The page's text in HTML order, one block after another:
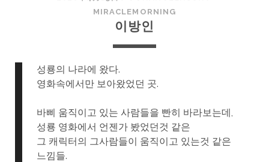
MIRACLEMORNING
이방인
성룡의 나라에 왔다.
영화속에서만 보아왔었던 곳.
바삐 움직이고 있는 사람들을 빤히 바라보는데,
성룡 영화에서 언젠가 봤었던것 같은
그 캐릭터의 그사람들이 움직이고 있는것 같은
느낌들.